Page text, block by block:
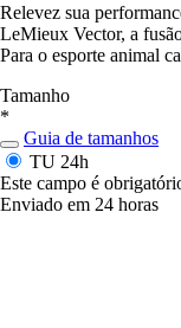
Relevez sua
LeMieux Vector, a
Para o esporte animal
Tamanho
*
Guia de tamanhos
TU 24h
Este campo é
Enviado em 24 horas